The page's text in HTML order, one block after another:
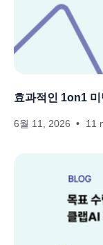
효과적인 1on1
6월 11, 2026 11